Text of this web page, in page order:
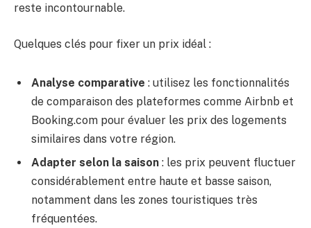
reste incontournable.
Quelques clés pour fixer un prix idéal :
Analyse comparative : utilisez les fonctionnalités
de comparaison des plateformes comme Airbnb et
Booking.com pour évaluer les prix des logements
similaires dans votre région.
Adapter selon la saison : les prix peuvent fluctuer
considérablement entre haute et basse saison,
notamment dans les zones touristiques très
fréquentées.